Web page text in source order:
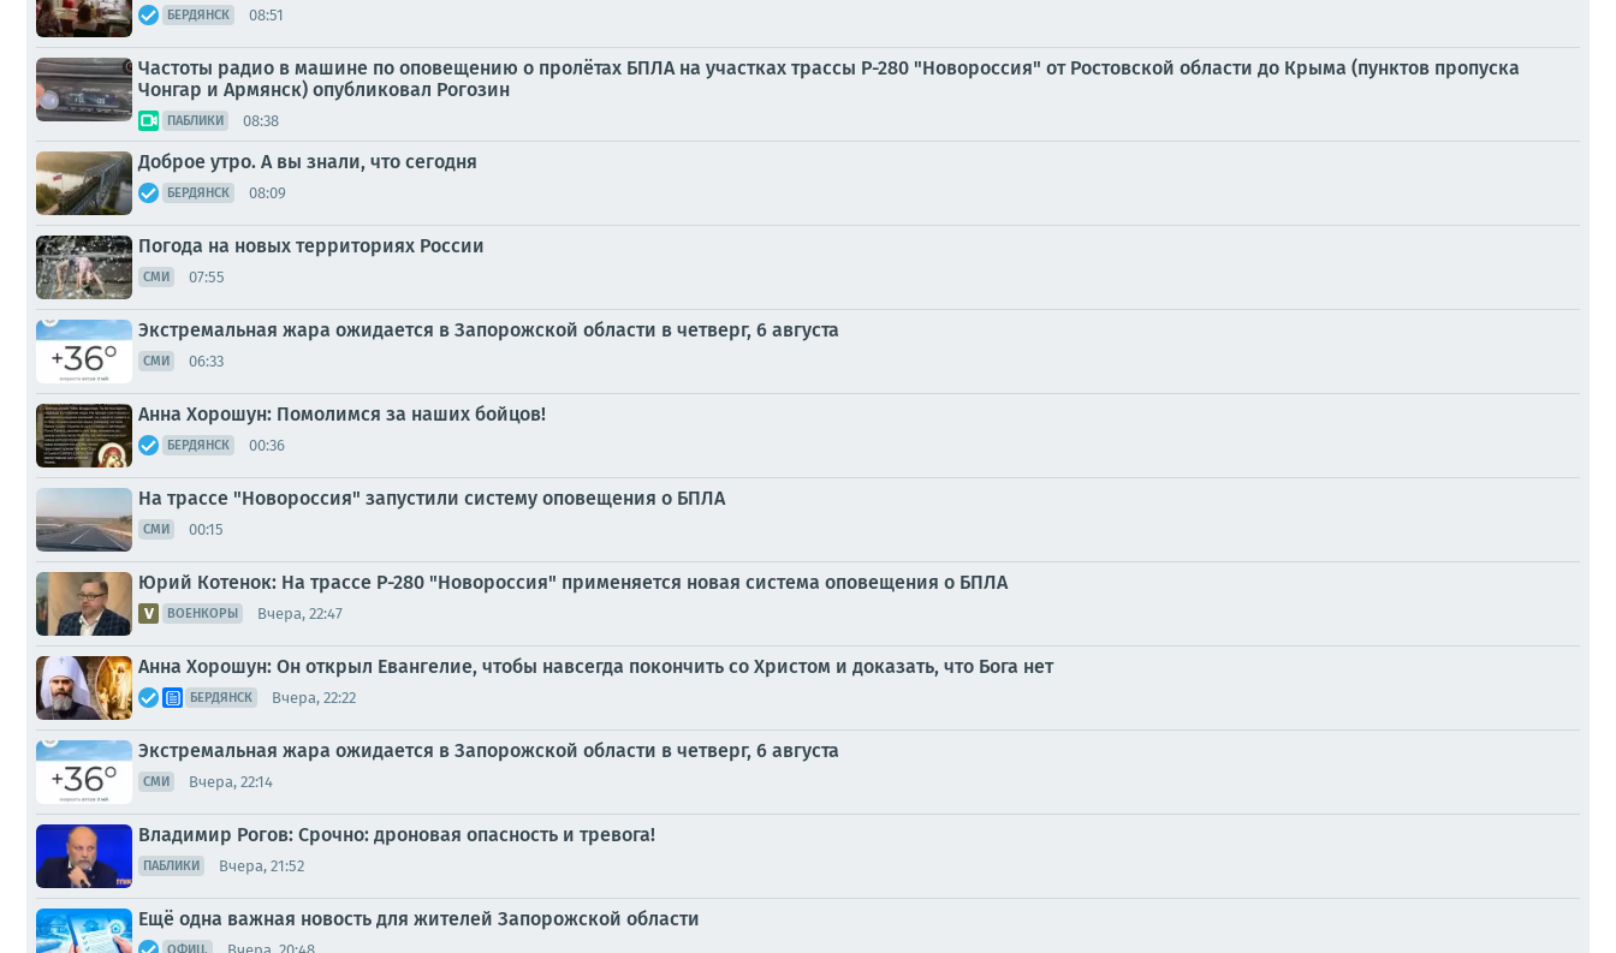
БЕРДЯНСК 08:51
Частоты радио в машине по оповещению о пролётах БПЛА на участках трассы Р-280 "Новороссия" от Ростовской области до Крыма (пунктов пропуска
Чонгар и Армянск) опубликовал Рогозин
ПАБЛИКИ 08:38
Доброе утро. А вы знали, что сегодня
БЕРДЯНСК 08:09
Погода на новых территориях России
СМИ 07:55
Экстремальная жара ожидается в Запорожской области в четверг, 6 августа
СМИ 06:33
Анна Хорошун: Помолимся за наших бойцов!
БЕРДЯНСК 00:36
На трассе "Новороссия" запустили систему оповещения о БПЛА
СМИ 00:15
Юрий Котенок: На трассе Р-280 "Новороссия" применяется новая система оповещения о БПЛА
ВОЕНКОРЫ Вчера, 22:47
Анна Хорошун: Он открыл Евангелие, чтобы навсегда покончить со Христом и доказать, что Бога нет
БЕРДЯНСК Вчера, 22:22
Экстремальная жара ожидается в Запорожской области в четверг, 6 августа
СМИ Вчера, 22:14
Владимир Рогов: Срочно: дроновая опасность и тревога!
ПАБЛИКИ Вчера, 21:52
Ещё одна важная новость для жителей Запорожской области
Вчера, 20:48